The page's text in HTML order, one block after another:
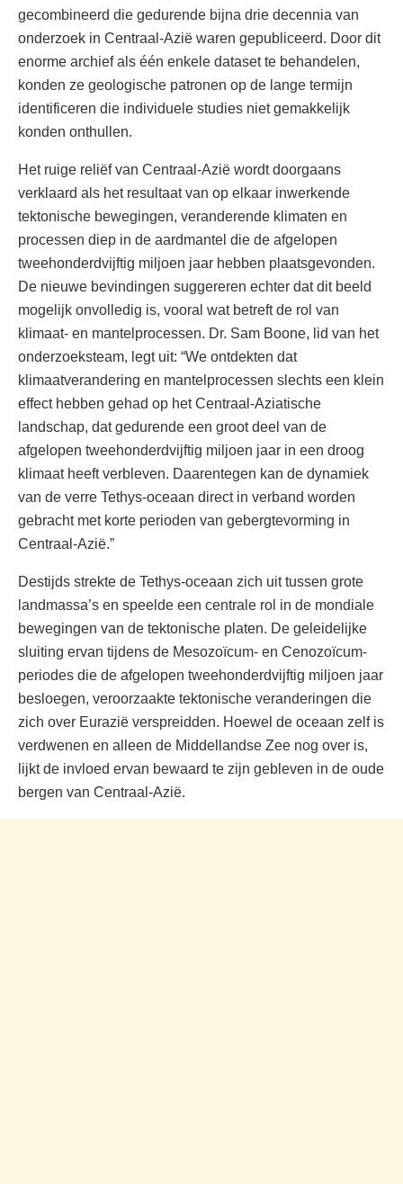
gecombineerd die gedurende bijna drie decennia van
onderzoek in Centraal-Azië waren gepubliceerd. Door dit
enorme archief als één enkele dataset te behandelen,
konden ze geologische patronen op de lange termijn
identificeren die individuele studies niet gemakkelijk
konden onthullen.
Het ruige reliëf van Centraal-Azië wordt doorgaans
verklaard als het resultaat van op elkaar inwerkende
tektonische bewegingen, veranderende klimaten en
processen diep in de aardmantel die de afgelopen
tweehonderdvijftig miljoen jaar hebben plaatsgevonden.
De nieuwe bevindingen suggereren echter dat dit beeld
mogelijk onvolledig is, vooral wat betreft de rol van
klimaat- en mantelprocessen. Dr. Sam Boone, lid van het
onderzoeksteam, legt uit: “We ontdekten dat
klimaatverandering en mantelprocessen slechts een klein
effect hebben gehad op het Centraal-Aziatische
landschap, dat gedurende een groot deel van de
afgelopen tweehonderdvijftig miljoen jaar in een droog
klimaat heeft verbleven. Daarentegen kan de dynamiek
van de verre Tethys-oceaan direct in verband worden
gebracht met korte perioden van gebergtevorming in
Centraal-Azië.”
Destijds strekte de Tethys-oceaan zich uit tussen grote
landmassa’s en speelde een centrale rol in de mondiale
bewegingen van de tektonische platen. De geleidelijke
sluiting ervan tijdens de Mesozoïcum- en Cenozoïcum-
periodes die de afgelopen tweehonderdvijftig miljoen jaar
besloegen, veroorzaakte tektonische veranderingen die
zich over Eurazië verspreidden. Hoewel de oceaan zelf is
verdwenen en alleen de Middellandse Zee nog over is,
lijkt de invloed ervan bewaard te zijn gebleven in de oude
bergen van Centraal-Azië.